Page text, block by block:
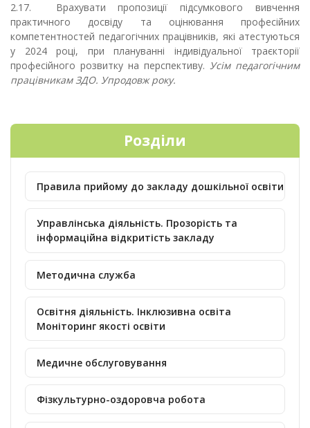
2.17. Врахувати пропозиції підсумкового вивчення
практичного досвіду та оцінювання професійних
компетентностей педагогічних працівників, які атестуються
у 2024 році, при плануванні індивідуальної траєкторії
професійного розвитку на перспективу. Усім педагогічним
працівникам ЗДО. Упродовж року.
Розділи
Правила прийому до закладу дошкільної освіти
Управлінська діяльність. Прозорість та
інформаційна відкритість закладу
Методична служба
Освітня діяльність. Інклюзивна освіта
Моніторинг якості освіти
Медичне обслуговування
Фізкультурно-оздоровча робота